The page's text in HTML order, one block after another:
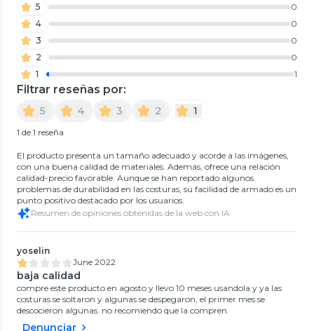
5
0
4
0
3
0
2
0
1
1
Filtrar reseñas por:
5 4 3 2 1
1 de 1 reseña
El producto presenta un tamaño adecuado y acorde a las imágenes,
con una buena calidad de materiales. Además, ofrece una relación
calidad-precio favorable. Aunque se han reportado algunos
problemas de durabilidad en las costuras, su facilidad de armado es un
punto positivo destacado por los usuarios.
Resumen de opiniones obtenidas de la web con IA
yoselin
June 2022
baja calidad
compre este producto en agosto y llevo 10 meses usandola y ya las
costuras se soltaron y algunas se despegaron, el primer mes se
descocieron algunas. no recomiendo que la compren
Denunciar